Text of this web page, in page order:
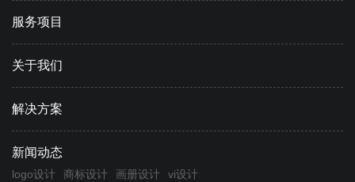
服务项目
关于我们
解决方案
新闻动态
logo设计 商标设计 画册设计 vi设计